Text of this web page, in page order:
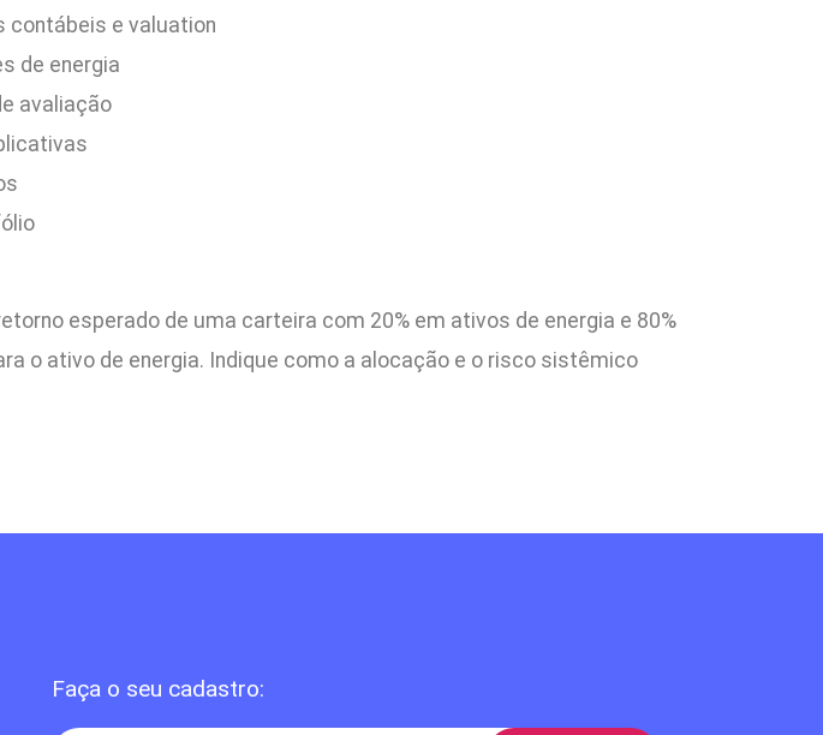
contábeis e valuation
de energia
avaliação
esperado de uma carteira com 20% em ativos de energia e 80%
o ativo de energia. Indique como a alocação e o risco sistêmico
Faça o seu cadastro: